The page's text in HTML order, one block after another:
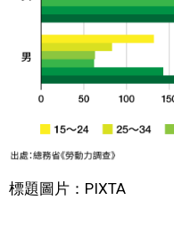
標題圖片：PIXTA